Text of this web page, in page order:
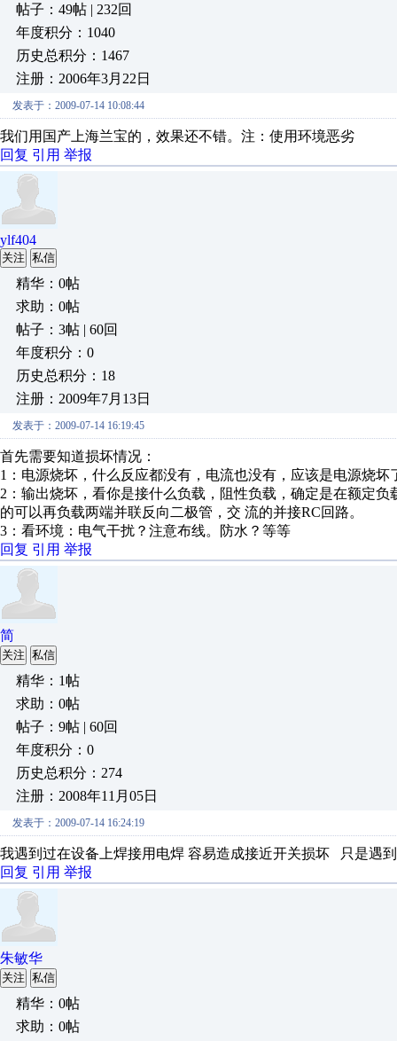
帖子：49帖 | 232回
年度积分：1040
历史总积分：1467
注册：2006年3月22日
发表于：2009-07-14 10:08:44
我们用国产上海兰宝的，效果还不错。注：使用环境恶劣
回复 引用 举报
ylf404
关注 私信
精华：0帖
求助：0帖
帖子：3帖 | 60回
年度积分：0
历史总积分：18
注册：2009年7月13日
发表于：2009-07-14 16:19:45
首先需要知道损坏情况：
1：电源烧坏，什么反应都没有，电流也没有，应该是电源烧坏
2：输出烧坏，看你是接什么负载，阻性负载，确定是在额定
的可以再负载两端并联反向二极管，交 流的并接RC回路。
3：看环境：电气干扰？注意布线。防水？等等
回复 引用 举报
简
关注 私信
精华：1帖
求助：0帖
帖子：9帖 | 60回
年度积分：0
历史总积分：274
注册：2008年11月05日
发表于：2009-07-14 16:24:19
我遇到过在设备上焊接用电焊 容易造成接近开关损坏 只是遇
回复 引用 举报
朱敏华
关注 私信
精华：0帖
求助：0帖